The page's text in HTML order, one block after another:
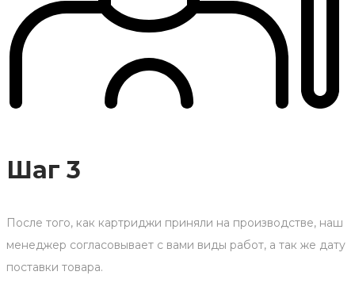
Шаг 3
После того, как картриджи приняли на производстве, наш
менеджер согласовывает с вами виды работ, а так же дату
поставки товара.